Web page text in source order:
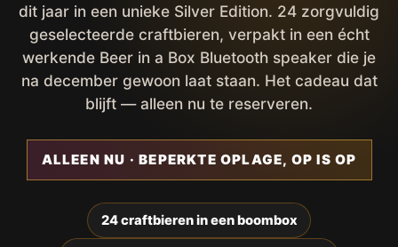
dit jaar in een unieke Silver Edition. 24 zorgvuldig
geselecteerde craftbieren, verpakt in een écht
werkende Beer in a Box Bluetooth speaker die je
na december gewoon laat staan. Het cadeau dat
blijft — alleen nu te reserveren.
ALLEEN NU · BEPERKTE OPLAGE, OP IS OP
24 craftbieren in een boombox